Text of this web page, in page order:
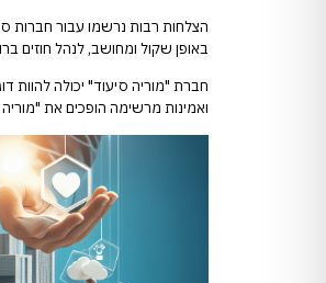
הצלחות רבות נרשמו עבור חברות
באופן שקול ומחושב, לנהל חוזים
חברת "מוריה סיעוד" יכולה להוות
ואמינות מרשימה הופכים את